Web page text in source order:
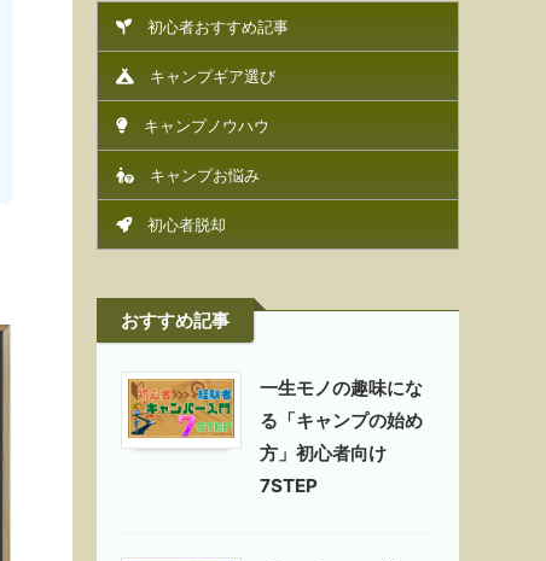
初心者おすすめ記事
キャンプギア選び
キャンプノウハウ
キャンプお悩み
初心者脱却
おすすめ記事
一生モノの趣味にな
る「キャンプの始め
方」初心者向け
7STEP